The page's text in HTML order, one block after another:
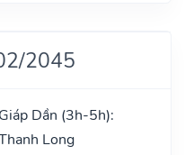
2045
Giáp Dần (3h-5h):
Long